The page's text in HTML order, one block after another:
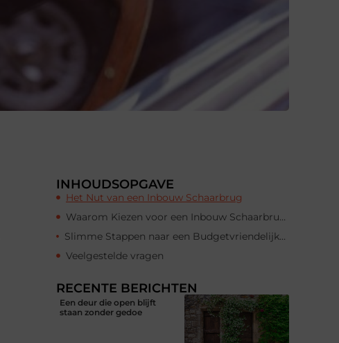
INHOUDSOPGAVE
Het Nut van een Inbouw Schaarbrug
Waarom Kiezen voor een Inbouw Schaarbrug?
Slimme Stappen naar een Budgetvriendelijke Inbouw Schaarbrug
Veelgestelde vragen
RECENTE BERICHTEN
Een deur die open blijft
staan zonder gedoe